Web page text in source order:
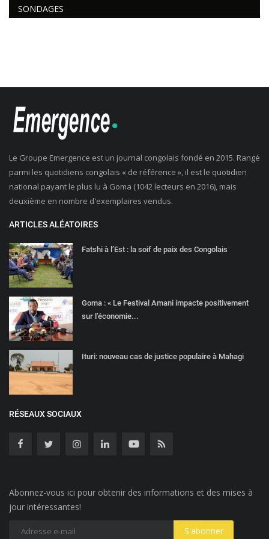
SONDAGES
Le Groupe Emergence est un journal congolais fondé en 2015. Rangé
parmi les quotidiens congolais « de référence », il est le quotidien
national payant le plus lu à Goma (1042 lecteurs en 2016), mais
deuxième en nombre d'exemplaires vendus.
ARTICLES ALÉATOIRES
Fatshi à l’Est : la soif de paix des Congolais
Goma : « Le Festival Amani impacte positivement
sur l’économie...
Ituri: nouveau cas de justice populaire à Mahagi
RÉSEAUX SOCIAUX
Abonnez-vous ici pour obtenir des informations et des mises à
jour intéressantes!